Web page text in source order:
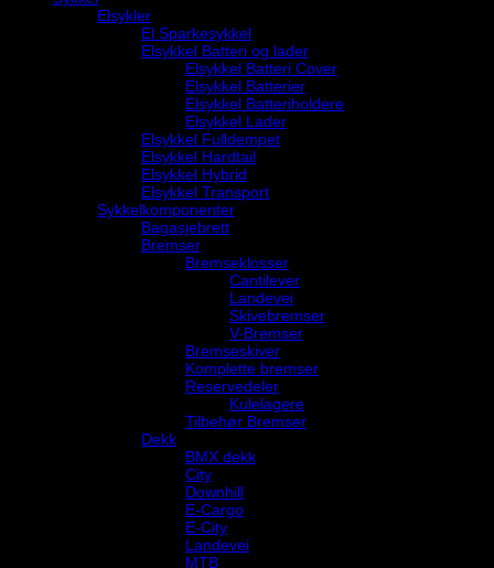
Elsykler
El Sparkesykkel
Elsykkel Batteri og lader
Elsykkel Batteri Cover
Elsykkel Batterier
Elsykkel Batteriholdere
Elsykkel Lader
Elsykkel Fulldempet
Elsykkel Hardtail
Elsykkel Hybrid
Elsykkel Transport
Sykkelkomponenter
Bagasjebrett
Bremser
Bremseklosser
Cantilever
Landevei
Skivebremser
V-Bremser
Bremseskiver
Komplette bremser
Reservedeler
Kulelagere
Tilbehør Bremser
Dekk
BMX dekk
City
Downhill
E-Cargo
E-City
Landevei
MTB